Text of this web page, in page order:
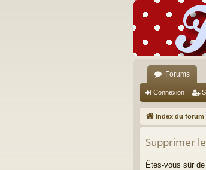
Forums
Connexion
Index du forum
Supprimer
Êtes-vous sûr